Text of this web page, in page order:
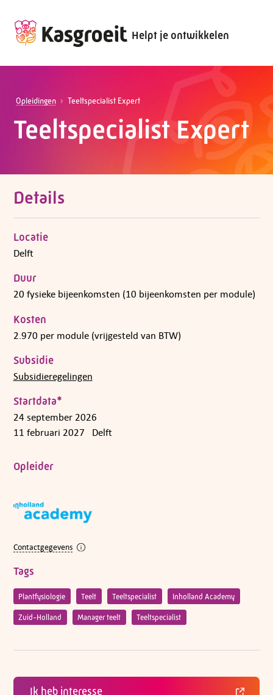
Helpt je ontwikkelen
Opleidingen Teeltspecialist Expert
Teeltspecialist Expert
Details
Locatie
Delft
Duur
20 fysieke bijeenkomsten (10 bijeenkomsten per module)
Kosten
2.970 per module (vrijgesteld van BTW)
Subsidie
Subsidieregelingen
Startdata*
24 september 2026
11 februari 2027
Delft
Opleider
Contactgegevens
Tags
Plantfysiologie Teelt Teeltspecialist Inholland Academy
Zuid-Holland Manager teelt Teeltspecialist
Ik heb interesse